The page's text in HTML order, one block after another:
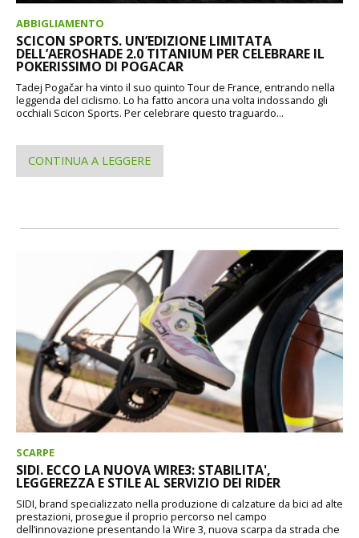
ABBIGLIAMENTO
SCICON SPORTS. UN’EDIZIONE LIMITATA
DELL’AEROSHADE 2.0 TITANIUM PER CELEBRARE IL
POKERISSIMO DI POGACAR
Tadej Pogačar ha vinto il suo quinto Tour de France, entrando nella
leggenda del ciclismo. Lo ha fatto ancora una volta indossando gli
occhiali Scicon Sports. Per celebrare questo traguardo...
CONTINUA A LEGGERE
SCARPE
SIDI. ECCO LA NUOVA WIRE3: STABILITA',
LEGGEREZZA E STILE AL SERVIZIO DEI RIDER
SIDI, brand specializzato nella produzione di calzature da bici ad alte
prestazioni, prosegue il proprio percorso nel campo
dell’innovazione presentando la Wire 3, nuova scarpa da strada che